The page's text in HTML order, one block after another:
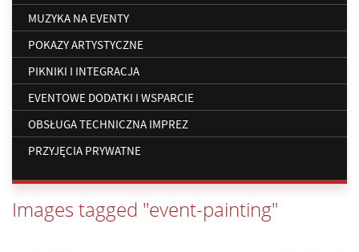
MUZYKA NA EVENTY
POKAZY ARTYSTYCZNE
PIKNIKI I INTEGRACJA
EVENTOWE DODATKI I WSPARCIE
OBSŁUGA TECHNICZNA IMPREZ
PRZYJĘCIA PRYWATNE
Images tagged "event-painting"